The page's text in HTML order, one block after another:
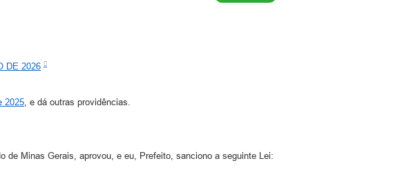
DE 2026
2025 , e dá outras providências.
de Minas Gerais, aprovou, e eu, Prefeito, sanciono a seguinte Lei: